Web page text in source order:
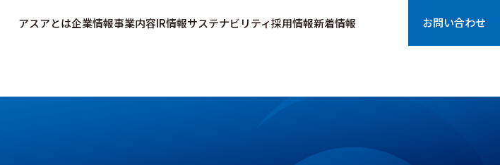
アスアとは企業情報事業内容IR情報サステナビリティ採用情報新着情報 お問い合わせ